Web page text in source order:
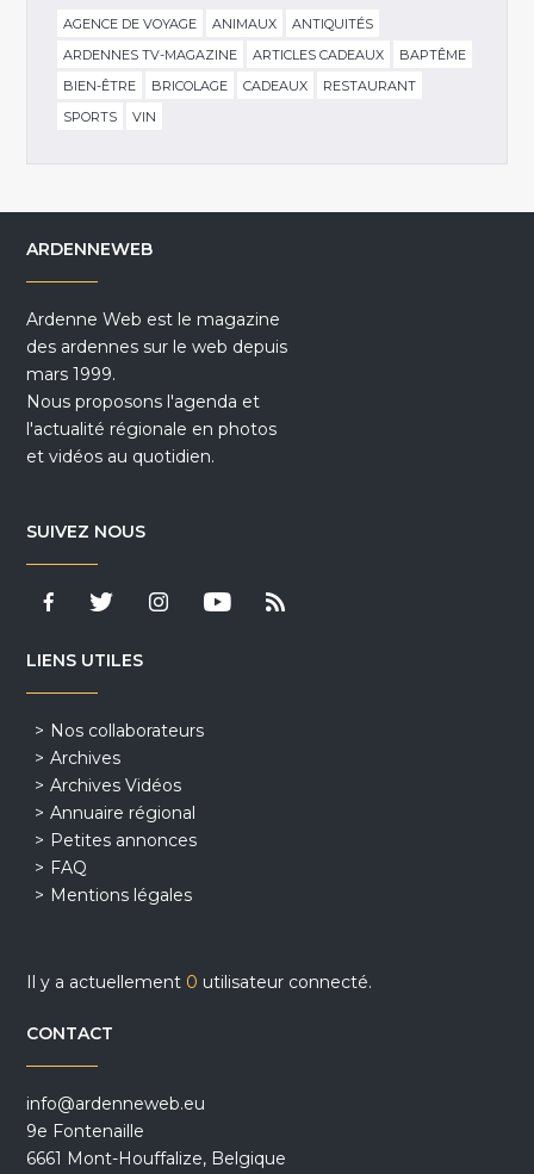
AGENCE DE VOYAGE ANIMAUX
ANTIQUITÉS
ARDENNES TV-MAGAZINE
ARTICLES CADEAUX
BAPTÊME
BIEN-ÊTRE
BRICOLAGE CADEAUX
RESTAURANT
SPORTS
VIN
ARDENNEWEB
Ardenne Web est le magazine
des ardennes sur le web depuis
mars 1999.
Nous proposons l'agenda et
l'actualité régionale en photos
et vidéos au quotidien.
SUIVEZ NOUS
LIENS UTILES
Nos collaborateurs
Archives
Archives Vidéos
Annuaire régional
Petites annonces
FAQ
Mentions légales
Il y a actuellement 0 utilisateur connecté.
CONTACT
info@ardenneweb.eu
9e Fontenaille
6661 Mont-Houffalize, Belgique